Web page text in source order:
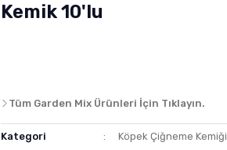
Kemik 10'lu
Tüm Garden Mix Ürünleri İçin Tıklayın.
Kategori Köpek Çiğneme Kemiği